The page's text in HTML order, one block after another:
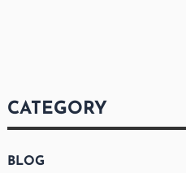
CATEGORY
BLOG